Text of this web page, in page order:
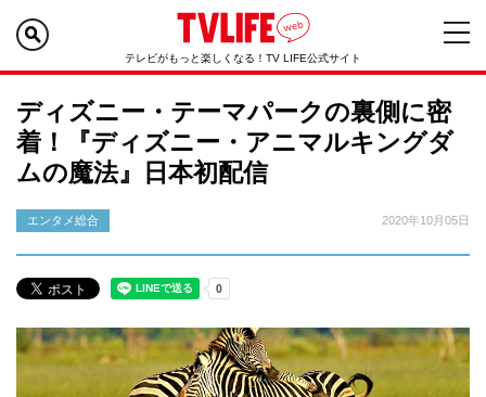
テレビがもっと楽しくなる！TV LIFE公式サイト
ディズニー・テーマパークの裏側に密
着！『ディズニー・アニマルキングダ
ムの魔法』日本初配信
エンタメ総合 2020年10月05日